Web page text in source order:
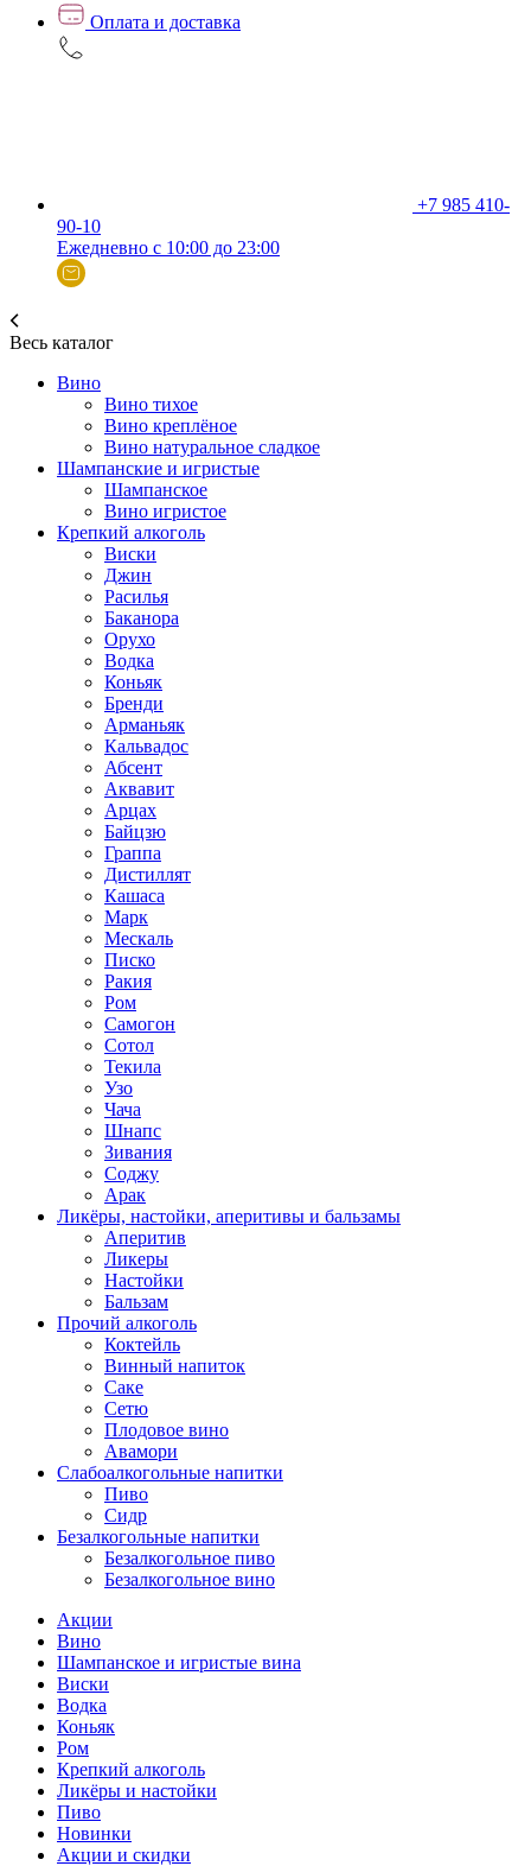
Оплата и доставка
+7 985 410-
90-10
Ежедневно с 10:00 до 23:00
Весь каталог
Вино
Вино тихое
Вино креплёное
Вино натуральное сладкое
Шампанские и игристые
Шампанское
Вино игристое
Крепкий алкоголь
Виски
Джин
Расилья
Баканора
Орухо
Водка
Коньяк
Бренди
Арманьяк
Кальвадос
Абсент
Аквавит
Арцах
Байцзю
Граппа
Дистиллят
Кашаса
Марк
Мескаль
Писко
Ракия
Ром
Самогон
Сотол
Текила
Узо
Чача
Шнапс
Зивания
Соджу
Арак
Ликёры, настойки, аперитивы и бальзамы
Аперитив
Ликеры
Настойки
Бальзам
Прочий алкоголь
Коктейль
Винный напиток
Саке
Сетю
Плодовое вино
Авамори
Слабоалкогольные напитки
Пиво
Сидр
Безалкогольные напитки
Безалкогольное пиво
Безалкогольное вино
Акции
Вино
Шампанское и игристые вина
Виски
Водка
Коньяк
Ром
Крепкий алкоголь
Ликёры и настойки
Пиво
Новинки
Акции и скидки